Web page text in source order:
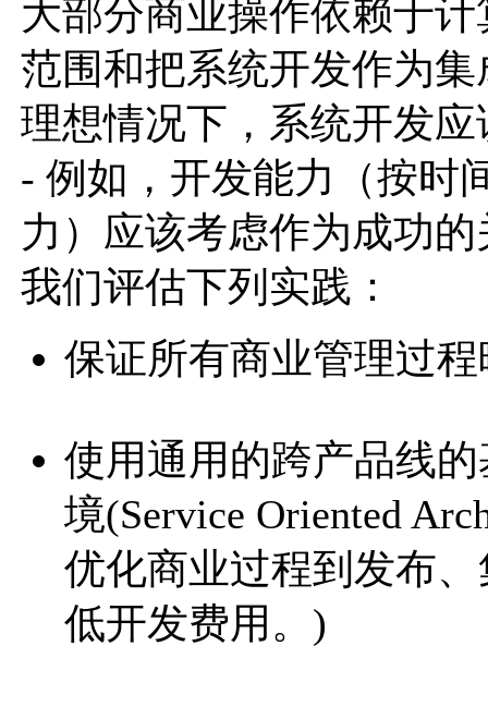
大部分商业操作依赖于
范围和把系统开发作为
理想情况下，系统开发
- 例如，开发能力（按时
力）应该考虑作为成功
我们评估下列实践：
保证所有商业管理过
使用通用的跨产品线
境(Service Oriented
优化商业过程到发布
低开发费用。)